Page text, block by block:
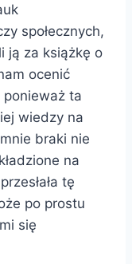
społecznych,
ją za książkę o
ocenić
ta
wiedzy na
braki nie
na
tę
po prostu
się